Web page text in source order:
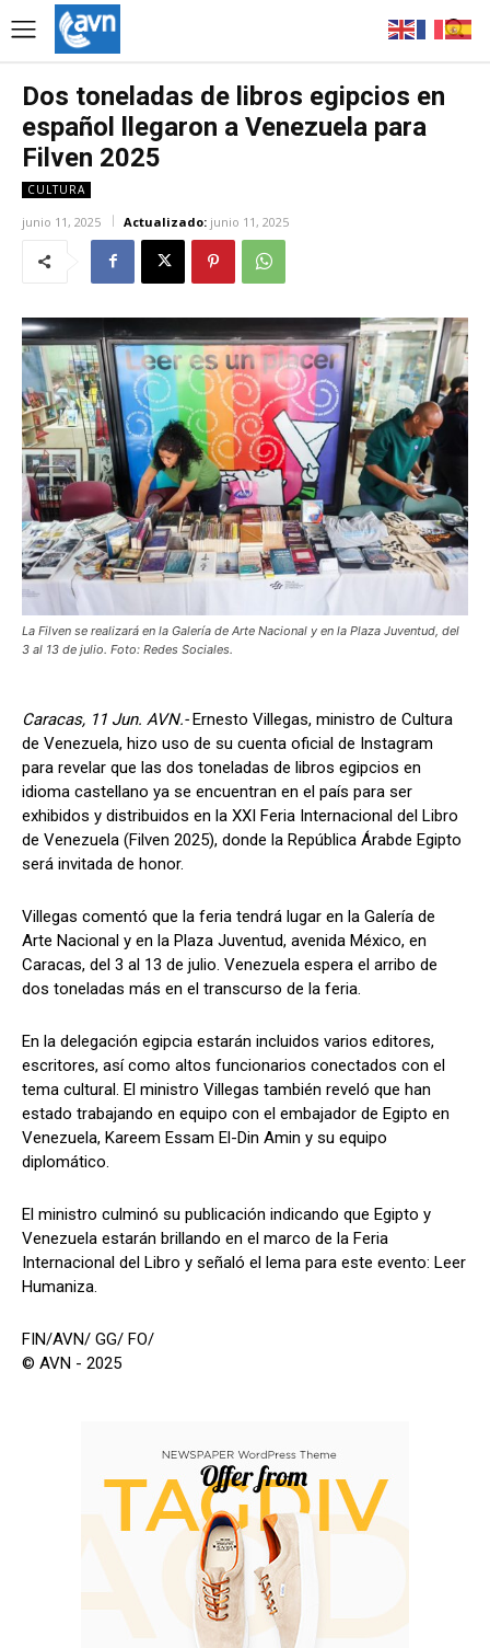
Dos toneladas de libros egipcios en
español llegaron a Venezuela para
Filven 2025
CULTURA
junio 11, 2025 Actualizado: junio 11, 2025
La Filven se realizará en la Galería de Arte Nacional y en la Plaza Juventud, del
3 al 13 de julio. Foto: Redes Sociales.
Caracas, 11 Jun. AVN.-Ernesto Villegas, ministro de Cultura
de Venezuela, hizo uso de su cuenta oficial de Instagram
para revelar que las dos toneladas de libros egipcios en
idioma castellano ya se encuentran en el país para ser
exhibidos y distribuidos en la XXI Feria Internacional del Libro
de Venezuela (Filven 2025), donde la República Árabde Egipto
será invitada de honor.
Villegas comentó que la feria tendrá lugar en la Galería de
Arte Nacional y en la Plaza Juventud, avenida México, en
Caracas, del 3 al 13 de julio. Venezuela espera el arribo de
dos toneladas más en el transcurso de la feria.
En la delegación egipcia estarán incluidos varios editores,
escritores, así como altos funcionarios conectados con el
tema cultural. El ministro Villegas también reveló que han
estado trabajando en equipo con el embajador de Egipto en
Venezuela, Kareem Essam El-Din Amin y su equipo
diplomático.
El ministro culminó su publicación indicando que Egipto y
Venezuela estarán brillando en el marco de la Feria
Internacional del Libro y señaló el lema para este evento: Leer
Humaniza.
FIN/AVN/ GG/ FO/
© AVN - 2025